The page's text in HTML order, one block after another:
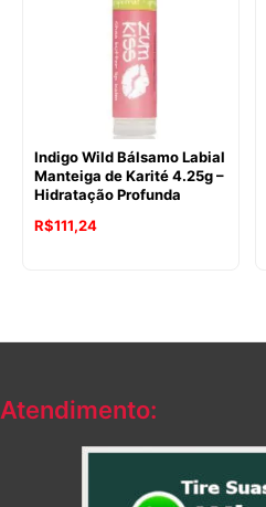
Indigo Wild Bálsamo Labial
Manteiga de Karité 4.25g –
Hidratação Profunda
R$111,24
Atendimento: